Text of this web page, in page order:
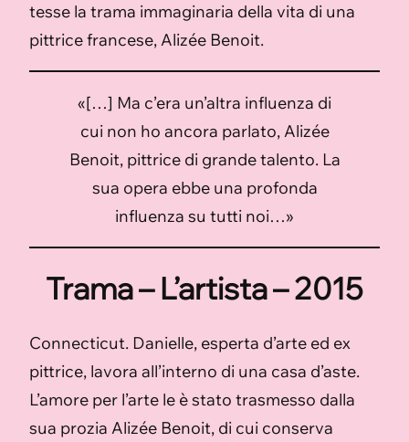
tesse la trama immaginaria della vita di una
pittrice francese, Alizée Benoit.
«[…] Ma c’era un’altra influenza di
cui non ho ancora parlato, Alizée
Benoit, pittrice di grande talento. La
sua opera ebbe una profonda
influenza su tutti noi…»
Trama – L’artista – 2015
Connecticut. Danielle, esperta d’arte ed ex
pittrice, lavora all’interno di una casa d’aste.
L’amore per l’arte le è stato trasmesso dalla
sua prozia Alizée Benoit, di cui conserva